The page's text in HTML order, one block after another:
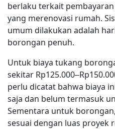
berlaku terkait
yang merenovasi rumah.
umum dilakukan adalah
borongan penuh.
Untuk biaya tukang
sekitar
perlu dicatat bahwa biaya
saja dan belum termasuk
Sementara untuk
sesuai dengan luas proyek